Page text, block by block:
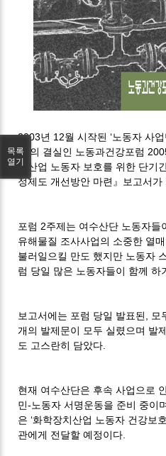
2003년 12월 시작된 ‘노동자 사
업’의 결실인 노동과건강포럼
치산업 노동자 보호를 위한 단기
정제도 개선방안 마련』보고서가
포럼 2주제는 여수산단 노동자들
유해물질 조사사업의 소중한 열
불러일으킬 만도 했지만 노동자
럼 당일 많은 노동자들이 함께 하
보고서에는 포럼 당일 발표된,
개의 발제문이 모두 실렸으며 발
도 고스란히 담았다.
현재 여수산단은 후속 사업으로
민-노동자 서명운동을 준비 중이
은 ‘화학장치산업 노동자 건강보
관에게 전달할 예정이다.
목록
열기